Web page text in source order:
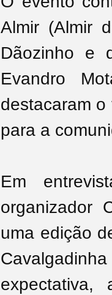
Almir (Almir
Dãozinho e
Evandro
destacaram
para a
Em
organizador
uma edição
expectativa,